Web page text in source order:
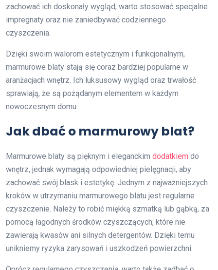
zachować ich doskonały wygląd, warto stosować specjalne
impregnaty oraz nie zaniedbywać codziennego
czyszczenia.
Dzięki swoim walorom estetycznym i funkcjonalnym,
marmurowe blaty stają się coraz bardziej popularne w
aranżacjach wnętrz. Ich luksusowy wygląd oraz trwałość
sprawiają, że są pożądanym elementem w każdym
nowoczesnym domu.
Jak dbać o marmurowy blat?
Marmurowe blaty są pięknym i eleganckim dodatkiem do
wnętrz, jednak wymagają odpowiedniej pielęgnacji, aby
zachować swój blask i estetykę. Jednym z najważniejszych
kroków w utrzymaniu marmurowego blatu jest regularne
czyszczenie. Należy to robić miękką szmatką lub gąbką, za
pomocą łagodnych środków czyszczących, które nie
zawierają kwasów ani silnych detergentów. Dzięki temu
unikniemy ryzyka zarysowań i uszkodzeń powierzchni.